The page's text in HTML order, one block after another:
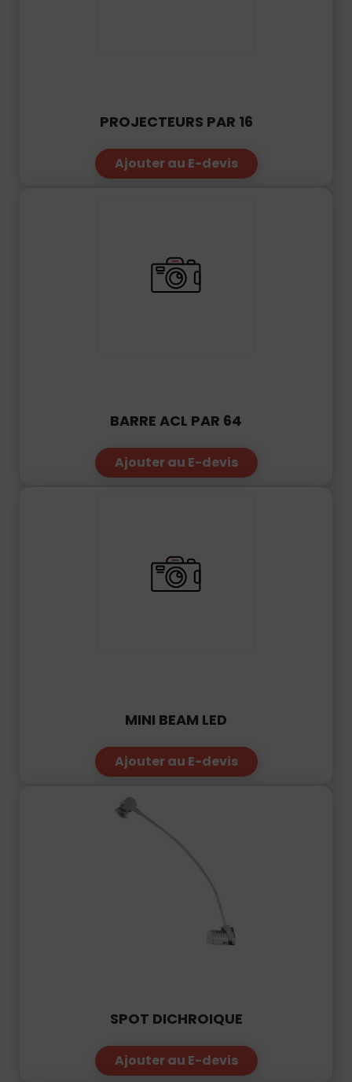
PROJECTEURS PAR 16
Ajouter au E-devis
BARRE ACL PAR 64
Ajouter au E-devis
MINI BEAM LED
Ajouter au E-devis
SPOT DICHROIQUE
Ajouter au E-devis